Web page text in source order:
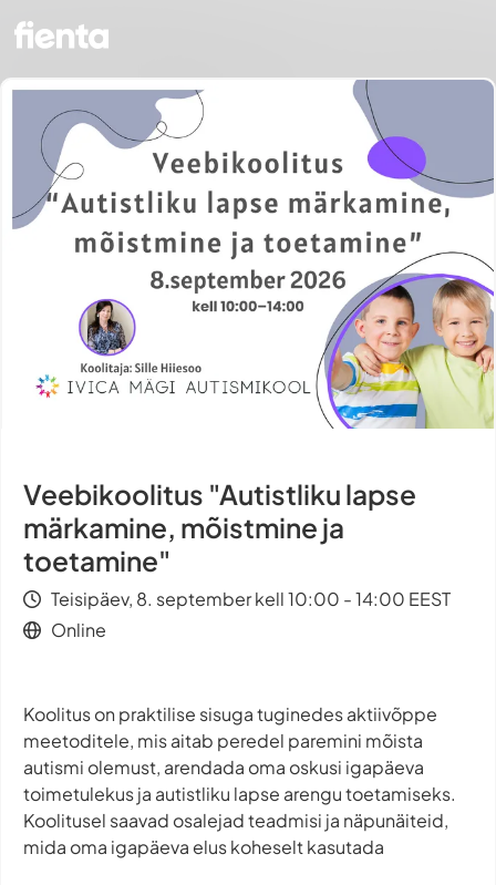
Veebikoolitus "Autistliku lapse
märkamine, mõistmine ja
toetamine"
Teisipäev, 8. september kell 10:00 - 14:00 EEST
Online
Koolitus on praktilise sisuga tuginedes aktiivõppe
meetoditele, mis aitab peredel paremini mõista
autismi olemust, arendada oma oskusi igapäeva
toimetulekus ja autistliku lapse arengu toetamiseks.
Koolitusel saavad osalejad teadmisi ja näpunäiteid,
mida oma igapäeva elus koheselt kasutada